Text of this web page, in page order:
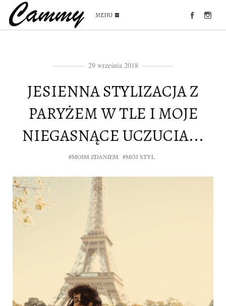
MENU
29 września 2018
JESIENNA STYLIZACJA Z
PARYŻEM W TLE I MOJE
NIEGASNĄCE UCZUCIA...
#MOIM ZDANIEM #MÓJ STYL